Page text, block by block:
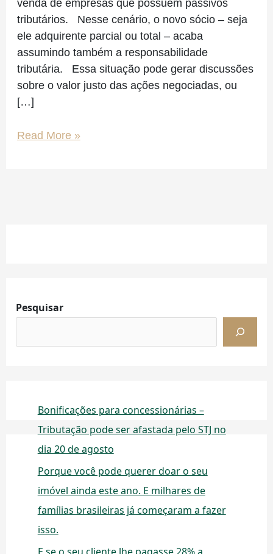
venda de empresas que possuem passivos
tributários. Nesse cenário, o novo sócio – seja
ele adquirente parcial ou total – acaba
assumindo também a responsabilidade
tributária. Essa situação pode gerar discussões
sobre o valor justo das ações negociadas, ou
[…]
Read More »
Pesquisar
Bonificações para concessionárias –
Tributação pode ser afastada pelo STJ no
dia 20 de agosto
Porque você pode querer doar o seu
imóvel ainda este ano. E milhares de
famílias brasileiras já começaram a fazer
isso.